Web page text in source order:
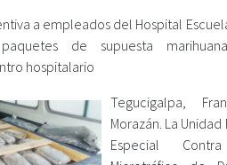
a empleados del Hospital
de supuesta
hospitalario
Tegucigalpa,
Morazán. La Unidad
Especial